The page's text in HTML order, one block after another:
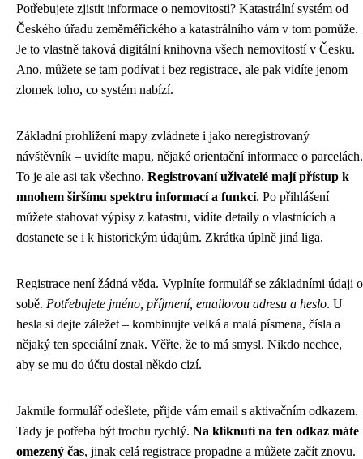
Potřebujete zjistit informace o nemovitosti? Katastrální systém od
Českého úřadu zeměměřického a katastrálního vám v tom pomůže.
Je to vlastně taková digitální knihovna všech nemovitostí v Česku.
Ano, můžete se tam podívat i bez registrace, ale pak vidíte jenom
zlomek toho, co systém nabízí.
Základní prohlížení mapy zvládnete i jako neregistrovaný
návštěvník – uvidíte mapu, nějaké orientační informace o parcelách.
To je ale asi tak všechno. Registrovaní uživatelé mají přístup k
mnohem širšímu spektru informací a funkcí. Po přihlášení
můžete stahovat výpisy z katastru, vidíte detaily o vlastnících a
dostanete se i k historickým údajům. Zkrátka úplně jiná liga.
Registrace není žádná věda. Vyplníte formulář se základními údaji o
sobě. Potřebujete jméno, příjmení, emailovou adresu a heslo. U
hesla si dejte záležet – kombinujte velká a malá písmena, čísla a
nějaký ten speciální znak. Věřte, že to má smysl. Nikdo nechce,
aby se mu do účtu dostal někdo cizí.
Jakmile formulář odešlete, přijde vám email s aktivačním odkazem.
Tady je potřeba být trochu rychlý. Na kliknutí na ten odkaz máte
omezený čas, jinak celá registrace propadne a můžete začít znovu.